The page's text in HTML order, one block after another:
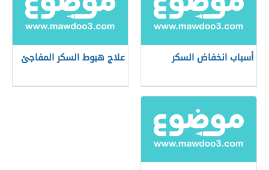
أسباب انخفاض السكر علاج هبوط السكر المفاجئ